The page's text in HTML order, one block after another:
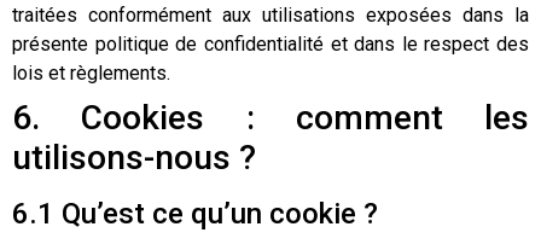
traitées conformément aux utilisations exposées dans la
présente politique de confidentialité et dans le respect des
lois et règlements.
6. Cookies : comment les
utilisons-nous ?
6.1 Qu’est ce qu’un cookie ?